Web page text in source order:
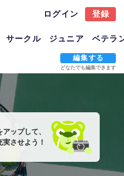
ログイン 登録
サークル ジュニア ベテラ
編集する
どなたでも編集できます
ップして、
させよう！